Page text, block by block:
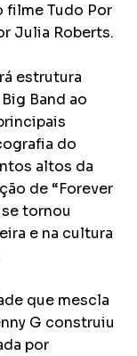
filme Tudo Por
Julia Roberts.
estrutura
Band ao
do
altos da
de “Forever
se tornou
e na cultura
que mescla
G construiu
por